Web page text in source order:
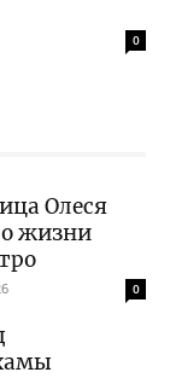
0
Олеся
жизни
0